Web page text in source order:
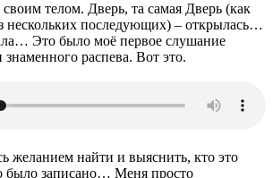
телом. Дверь, та самая Дверь (как
нескольких последующих) – открылась…
Это было моё первое слушание
распева. Вот это.
желанием найти и выяснить, кто это
было записано… Меня просто